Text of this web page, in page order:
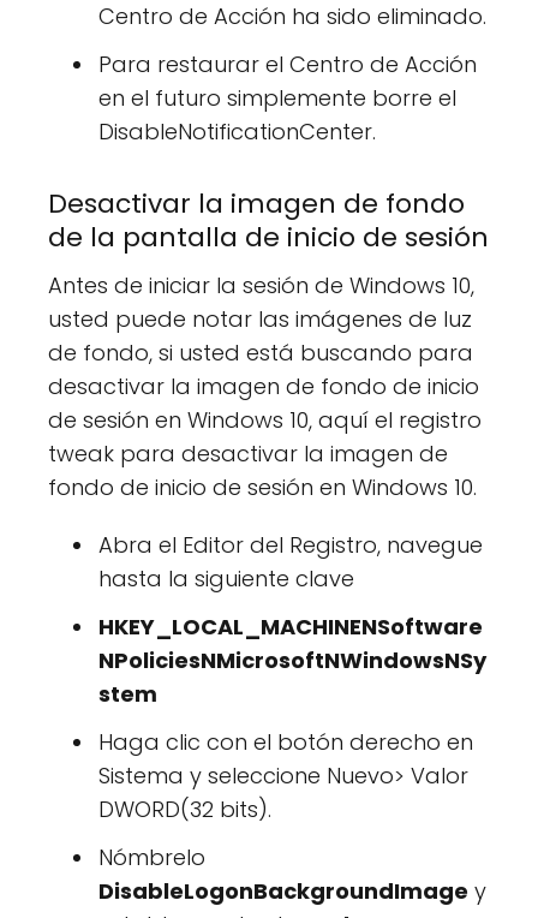
Centro de Acción ha sido eliminado.
Para restaurar el Centro de Acción
en el futuro simplemente borre el
DisableNotificationCenter.
Desactivar la imagen de fondo
de la pantalla de inicio de sesión
Antes de iniciar la sesión de Windows 10,
usted puede notar las imágenes de luz
de fondo, si usted está buscando para
desactivar la imagen de fondo de inicio
de sesión en Windows 10, aquí el registro
tweak para desactivar la imagen de
fondo de inicio de sesión en Windows 10.
Abra el Editor del Registro, navegue
hasta la siguiente clave
HKEY_LOCAL_MACHINENSoftware
NPoliciesNMicrosoftNWindowsNSy
stem
Haga clic con el botón derecho en
Sistema y seleccione Nuevo> Valor
DWORD(32 bits).
Nómbrelo
DisableLogonBackgroundImage y